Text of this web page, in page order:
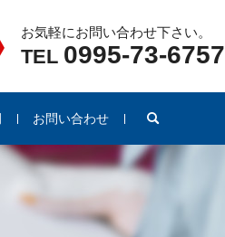
お気軽にお問い合わせ下さい。
TEL 0995-73-6757
お問い合わせ